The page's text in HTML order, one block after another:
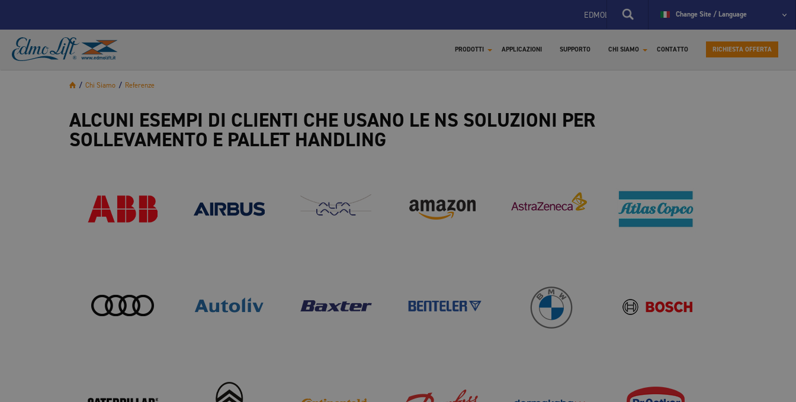
Change Site / Language
EDMOLIFT LANCIA IL NUOVO SITO SPECIFICO PER I RICAMBI
PRODOTTI APPLICAZIONI SUPPORTO CHI SIAMO CONTATTO RICHIESTA OFFERTA
/ Chi Siamo / Referenze
ALCUNI ESEMPI DI CLIENTI CHE USANO LE NS SOLUZIONI PER
SOLLEVAMENTO E PALLET HANDLING